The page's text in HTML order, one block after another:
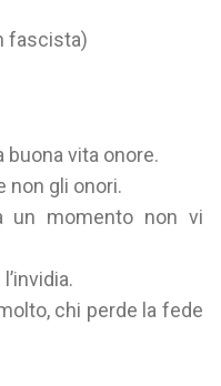
fascista)
vita onore.
non gli onori.
un momento non vi
chi perde la fede